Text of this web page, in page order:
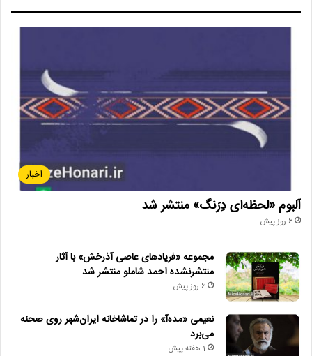
اخبار
آلبوم «لحظه‌ای دِرَنگ» منتشر شد
6 روز پیش
مجموعه «فریادهای عاصی آذرخش» با آثار
منتشرنشده احمد شاملو منتشر شد
6 روز پیش
نعیمی «مده‌آ» را در تماشاخانه ایران‌شهر روی صحنه
می‌برد
1 هفته پیش